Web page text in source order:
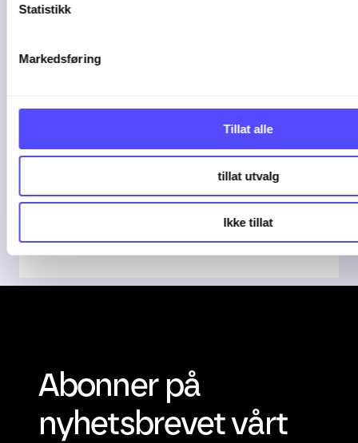
Statistikk
Markedsføring
Tillat alle
tillat utvalg
Ikke tillat
Slik kan AI gjøre
Stadig flere regnskapsbyråer tar i bruk
AI i ...
Abonner på
nyhetsbrevet vårt